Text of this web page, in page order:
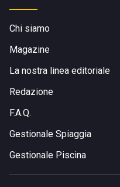
con i mezzi pubblici. Si
garantendo facile accesso
Visita il sito di
Chi siamo
Magazine
La nostra linea editoriale
Redazione
F.A.Q.
Gestionale Spiaggia
Gestionale Piscina